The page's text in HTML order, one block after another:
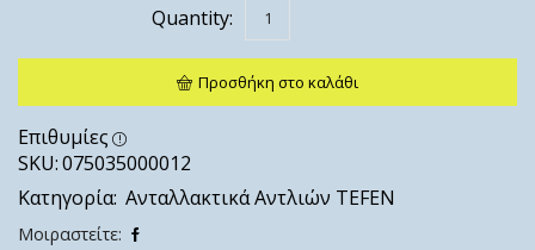
Προσθήκη στο καλάθι
Επιθυμίες
SKU:075035000012
Κατηγορία: Ανταλλακτικά Αντλιών TEFEN
Μοιραστείτε: